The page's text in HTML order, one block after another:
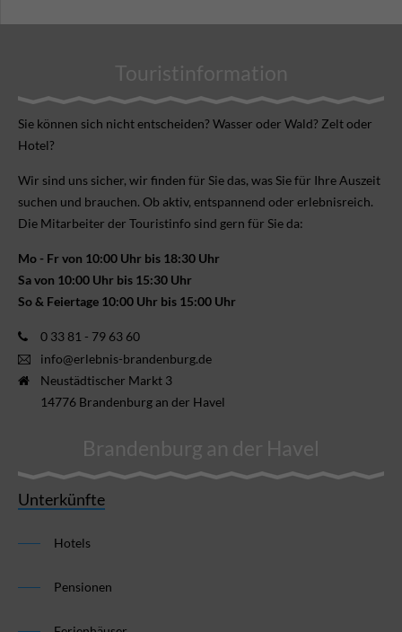
Touristinformation
Sie können sich nicht ent­scheiden? Wasser oder Wald? Zelt oder
Hotel?
Wir sind uns sicher, wir finden für Sie das, was Sie für Ihre Aus­zeit
suchen und brauchen. Ob aktiv, ent­spannend oder erlebnis­reich.
Die Mitarbeiter der Touristinfo sind gern für Sie da:
Mo - Fr von 10:00 Uhr bis 18:30 Uhr
Sa von 10:00 Uhr bis 15:30 Uhr
So & Feiertage 10:00 Uhr bis 15:00 Uhr
0 33 81 - 79 63 60
info@erlebnis-brandenburg.de
Neustädtischer Markt 3
14776 Brandenburg an der Havel
Brandenburg an der Havel
Unterkünfte
Hotels
Pensionen